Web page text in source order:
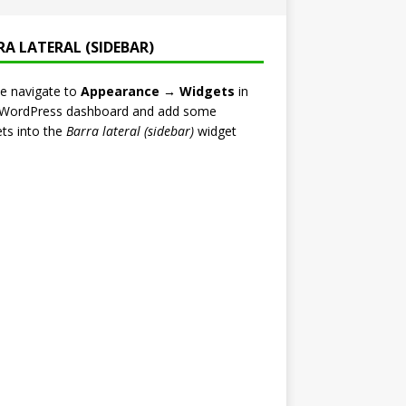
LATERAL (SIDEBAR)
navigate to Appearance → Widgets in
dashboard and add some
into the Barra lateral (sidebar)widget